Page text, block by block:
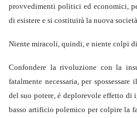
provvedimenti politici ed economici,
di esistere e si costituirà la nuova
Niente miracoli, quindi, e niente colpi
Confondere la rivoluzione con la
fatalmente necessaria, per
del suo potere, é deplorevole effetto di
basso artificio polemico per colpire la